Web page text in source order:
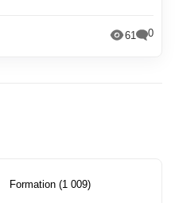
61 0
Formation (1 009)